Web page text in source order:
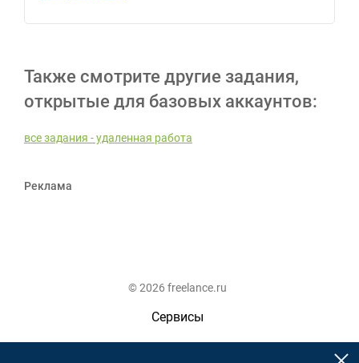
Также смотрите другие задания,
открытые для базовых аккаунтов:
все задания - удаленная работа
Реклама
© 2026 freelance.ru
Сервисы
Помощь